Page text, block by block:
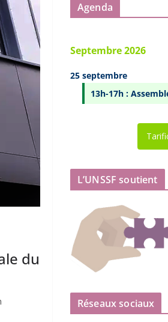
du
Agenda
Septembre 2026
25 septembre
13h-17h :
L’UNSSF soutient
Réseaux sociaux